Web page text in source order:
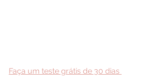
Faça um teste grátis de 30 dias